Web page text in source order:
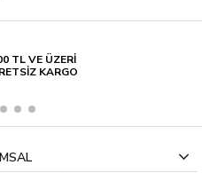
TL VE ÜZERİ
KARGO